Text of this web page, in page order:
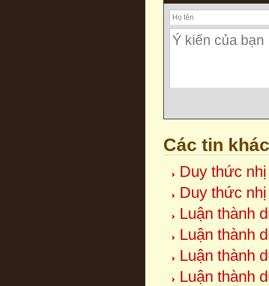
Các tin khác
Duy thức
Duy thức
Luận thành
Luận thành
Luận thành
Luận thành